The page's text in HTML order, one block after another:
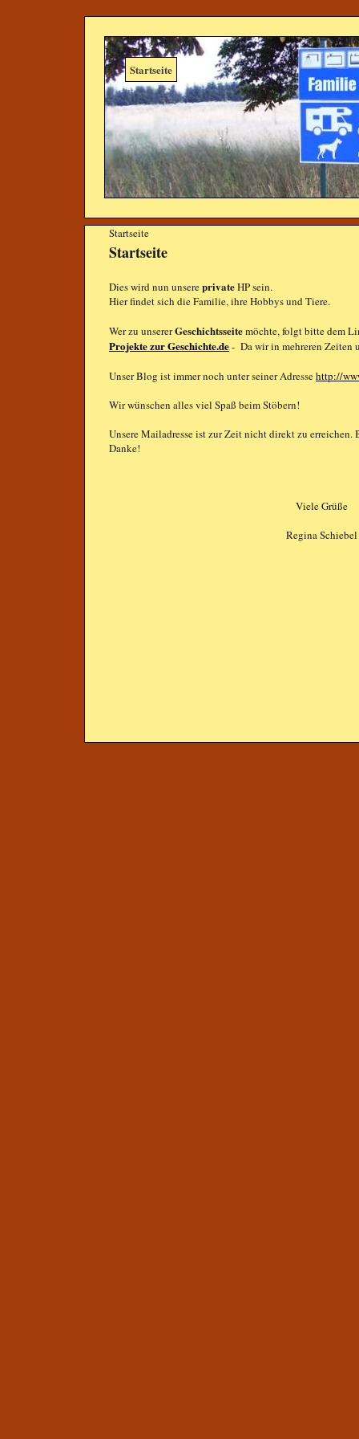
Startseite
Startseite
Startseite
Dies wird nun unsereprivateHP sein.
Hier findet sich die Familie, ihre Hobbys und Tiere.
Wer zu unsererGeschichtsseitemöchte, folgt bitte dem
Projekte zur Geschichte.de- Da wir in mehreren Zeiten
Unser Blog ist immer noch unter seiner Adressehttp://
Wir wünschen alles viel Spaß beim Stöbern!
Unsere Mailadresse ist zur Zeit nicht direkt zu
Danke!
Viele Grüße
Regina Schiebel